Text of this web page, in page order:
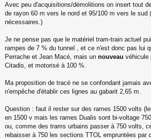
o
n
l
u
Avec peu d'acquisitions/démolitions on insert tout
de rayon 60 m vers le nord et 95/100 m vers le sud
nécessaires.)
Je ne pense pas que le matériel tram-train actuel
rampes de 7 % du tunnel , et ce n'est donc pas lui
Perrache et Jean Macé, mais un nouveau véhicule
Citadis, et motorisé à 100 %.
Ma proposition de tracé ne se confondant jamais
n'empêche d'établir ces lignes au gabarit 2,65 m.
Question : faut il rester sur des rames 1500 volts
en 1500 v mais les rames Dualis sont bi-voltage
ou, comme des trams urbains passer à 750 volts,
rebaisser à 750 les sections TTOL empruntées par